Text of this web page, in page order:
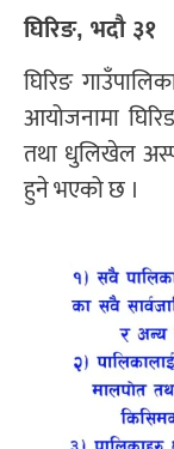
घिरिङ, भदौ ३१
घिरिङ
आयोजनामा
तथा धुलिखेल
हुने भएको छ ।